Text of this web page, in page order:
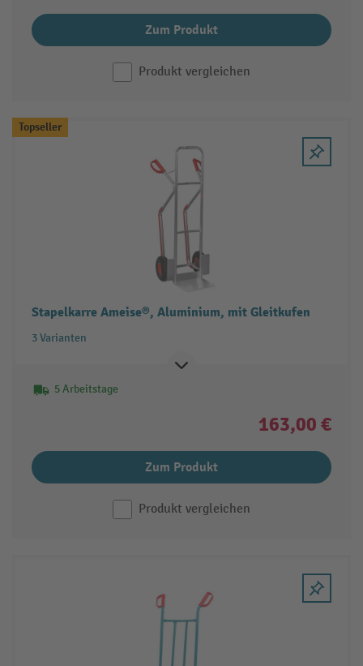
Zum Produkt
Produkt vergleichen
Topseller
Stapelkarre Ameise®, Aluminium, mit Gleitkufen
3 Varianten
5 Arbeitstage
163,00 €
Zum Produkt
Produkt vergleichen